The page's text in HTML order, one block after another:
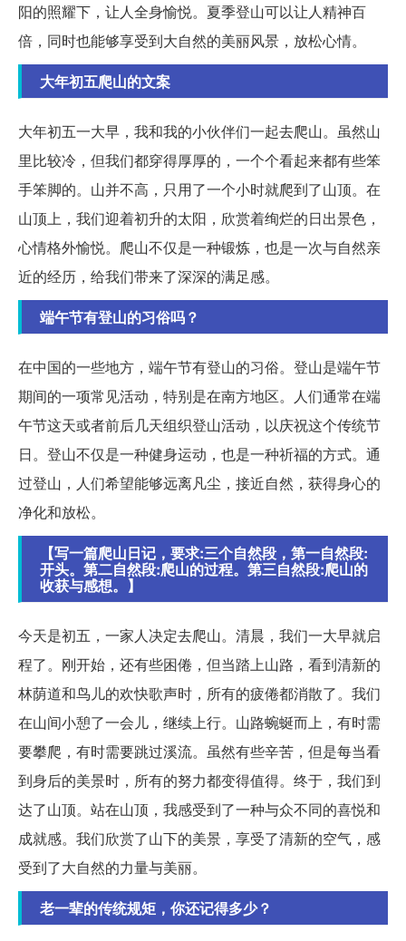
阳的照耀下，让人全身愉悦。夏季登山可以让人精神百
倍，同时也能够享受到大自然的美丽风景，放松心情。
大年初五爬山的文案
大年初五一大早，我和我的小伙伴们一起去爬山。虽然山
里比较冷，但我们都穿得厚厚的，一个个看起来都有些笨
手笨脚的。山并不高，只用了一个小时就爬到了山顶。在
山顶上，我们迎着初升的太阳，欣赏着绚烂的日出景色，
心情格外愉悦。爬山不仅是一种锻炼，也是一次与自然亲
近的经历，给我们带来了深深的满足感。
端午节有登山的习俗吗？
在中国的一些地方，端午节有登山的习俗。登山是端午节
期间的一项常见活动，特别是在南方地区。人们通常在端
午节这天或者前后几天组织登山活动，以庆祝这个传统节
日。登山不仅是一种健身运动，也是一种祈福的方式。通
过登山，人们希望能够远离凡尘，接近自然，获得身心的
净化和放松。
【写一篇爬山日记，要求:三个自然段，第一自然段:
开头。第二自然段:爬山的过程。第三自然段:爬山的
收获与感想。】
今天是初五，一家人决定去爬山。清晨，我们一大早就启
程了。刚开始，还有些困倦，但当踏上山路，看到清新的
林荫道和鸟儿的欢快歌声时，所有的疲倦都消散了。我们
在山间小憩了一会儿，继续上行。山路蜿蜒而上，有时需
要攀爬，有时需要跳过溪流。虽然有些辛苦，但是每当看
到身后的美景时，所有的努力都变得值得。终于，我们到
达了山顶。站在山顶，我感受到了一种与众不同的喜悦和
成就感。我们欣赏了山下的美景，享受了清新的空气，感
受到了大自然的力量与美丽。
老一辈的传统规矩，你还记得多少？